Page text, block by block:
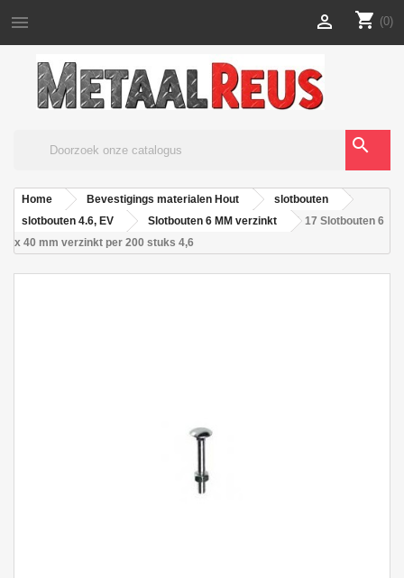
 shopping_cart (0)

search
Home Bevestigings materialen Hout
slotbouten
slotbouten 4.6, EV
Slotbouten 6 MM verzinkt
17 Slotbouten 6
x 40 mm verzinkt per 200 stuks 4,6